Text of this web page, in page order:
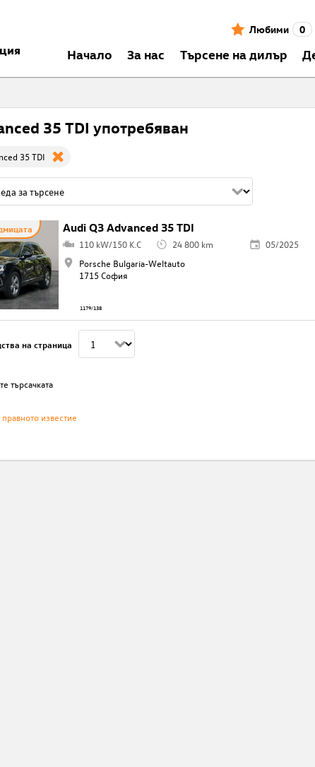
Любими 0
Началo За нас Търсене на дилър
35 TDI употребяван
35 TDI
Audi Q3 Advanced 35 TDI
110 kW/150 K.C 24 800 km
05/2025
Porsche Bulgaria-Weltauto
1715 София
1179/138
на страница
търсачката
известие